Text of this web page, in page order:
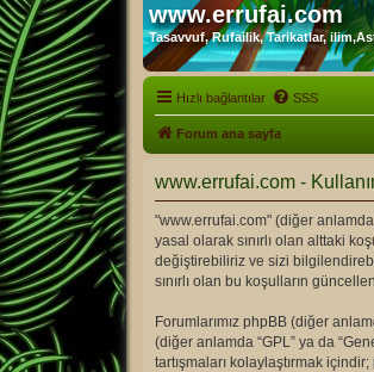
www.errufai.com
Tasavvuf, Rufailik, Tarikatlar,
Hızlı bağlantılar SSS
Forum ana sayfa
www.errufai.com -
"www.errufai.com" (diğer anlamda
yasal olarak sınırlı olan alttaki
değiştirebiliriz ve sizi
sınırlı olan bu koşulların
Forumlarımız phpBB (diğer
(diğer anlamda “GPL” ya da
tartışmaları kolaylaştırmak